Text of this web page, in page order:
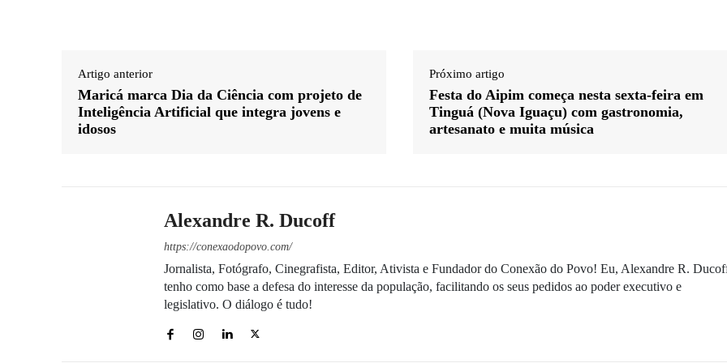
Artigo anterior
Maricá marca Dia da Ciência com projeto de
Inteligência Artificial que integra jovens e
idosos
Próximo artigo
Festa do Aipim começa nesta sexta-feira em
Tinguá (Nova Iguaçu) com gastronomia,
artesanato e muita música
Alexandre R. Ducoff
https://conexaodopovo.com/
Jornalista, Fotógrafo, Cinegrafista, Editor, Ativista e Fundador do Conexão do Povo! Eu, Alexandre R.
tenho como base a defesa do interesse da população, facilitando os seus pedidos ao poder executivo e
legislativo. O diálogo é tudo!